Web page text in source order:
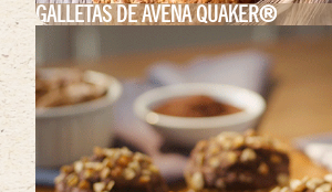
GALLETAS DE AVENA QUAKER®